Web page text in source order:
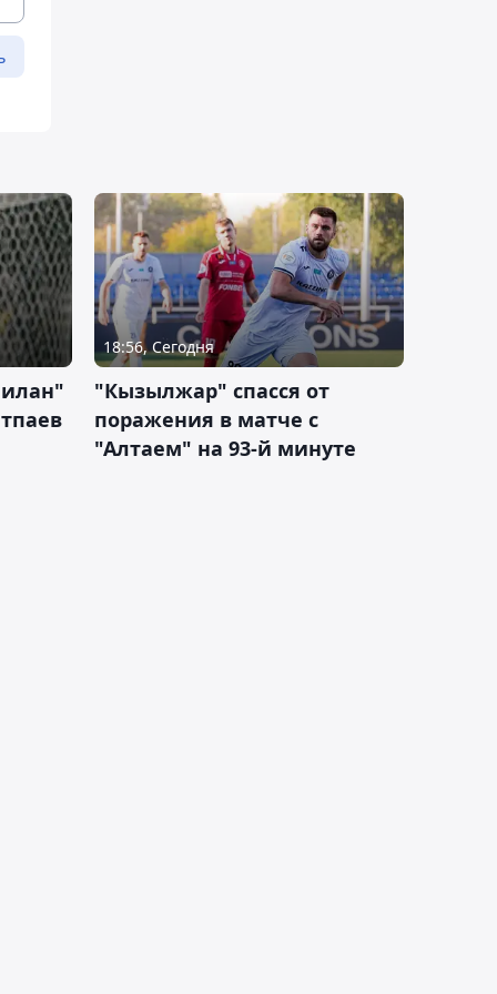
18:56, Сегодня
"Кызылжар" спасся от
поражения в матче с
"Алтаем" на 93-й минуте